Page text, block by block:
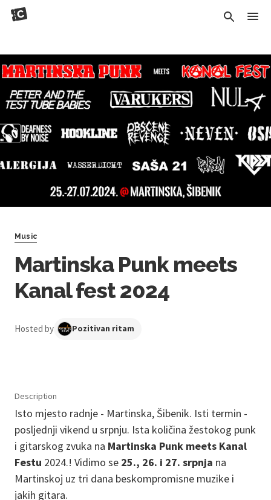
Music
Martinska Punk meets
Kanal fest 2024
Hosted by Pozitivan ritam
Description
Isto mjesto radnje - Martinska, Šibenik. Isti termin -
posljednji vikend u srpnju. Ista količina žestokog punk
i gitarskog zvuka na Martinska Punk meets Kanal
Festu 2024.! Vidimo se 25., 26. i 27. srpnja na
Martinskoj uz tri dana beskompromisne muzike i
jakih gitara.